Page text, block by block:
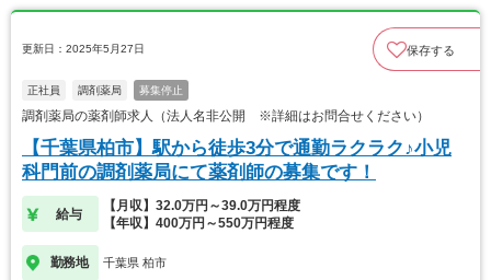
更新日：2025年5月27日 保存する
正社員 調剤薬局 募集停止
調剤薬局の薬剤師求人（法人名非公開 ※詳細はお問合せください）
【千葉県柏市】駅から徒歩3分で通勤ラクラク♪小児
科門前の調剤薬局にて薬剤師の募集です！
給与
【月収】32.0万円～39.0万円程度
【年収】400万円～550万円程度
勤務地 千葉県 柏市